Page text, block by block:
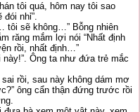
tôi quá, hôm nay tôi sao
nhỉ”.
tôi sẽ không…” Bỗng nhiên
răng mắm lợi nói “Nhất định
rồi, nhất định…”
Ông ta như đứa trẻ mắc
rồi, sau này không dám mơ
ông cẩn thận đứng trước rồi